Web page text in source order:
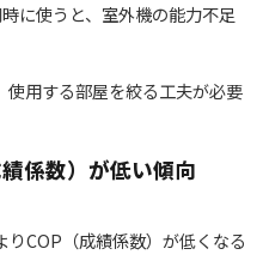
に使うと、室外機の能力不足
用する部屋を絞る工夫が必要
係数）が低い傾向
COP（成績係数）が低くなる